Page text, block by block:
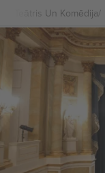
Teātris Un Komēdija